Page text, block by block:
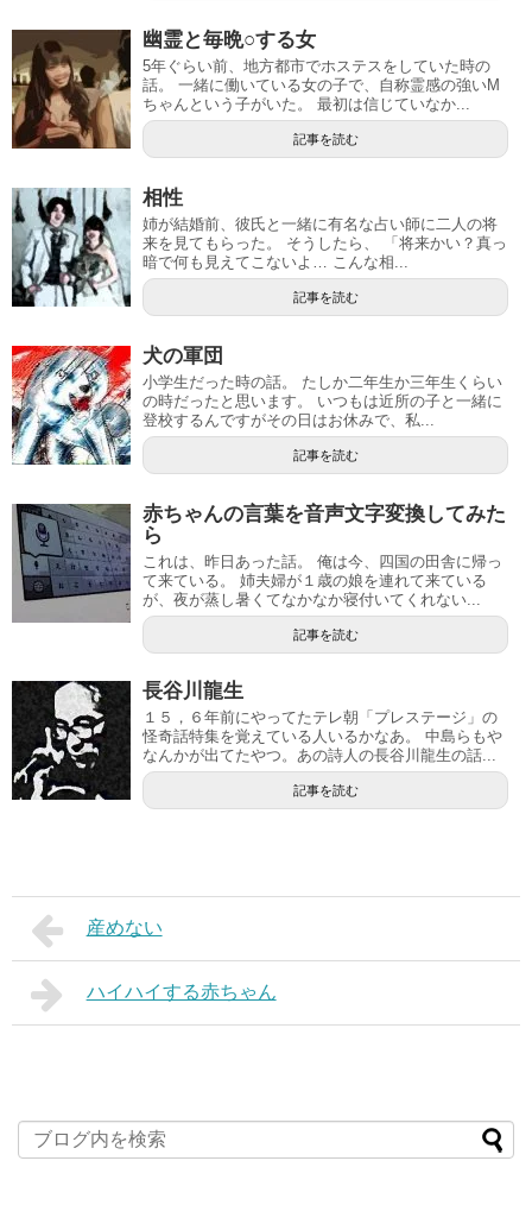
幽霊と毎晩○する女
5年ぐらい前、地方都市でホステスをしていた時の
話。 一緒に働いている女の子で、自称霊感の強いM
ちゃんという子がいた。 最初は信じていなか...
記事を読む
相性
姉が結婚前、彼氏と一緒に有名な占い師に二人の将
来を見てもらった。 そうしたら、 「将来かい？真っ
暗で何も見えてこないよ… こんな相...
記事を読む
犬の軍団
小学生だった時の話。 たしか二年生か三年生くらい
の時だったと思います。 いつもは近所の子と一緒に
登校するんですがその日はお休みで、私...
記事を読む
赤ちゃんの言葉を音声文字変換してみた
ら
これは、昨日あった話。 俺は今、四国の田舎に帰っ
て来ている。 姉夫婦が１歳の娘を連れて来ている
が、夜が蒸し暑くてなかなか寝付いてくれない...
記事を読む
長谷川龍生
１５，６年前にやってたテレ朝「プレステージ」の
怪奇話特集を覚えている人いるかなあ。 中島らもや
なんかが出てたやつ。あの詩人の長谷川龍生の話...
記事を読む
産めない
ハイハイする赤ちゃん